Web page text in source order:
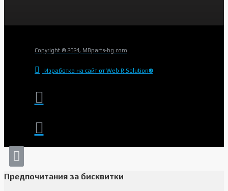
Copyright © 2024, MBparts-bg.com
Изработка на сайт от Web R Solution®
Предпочитания за бисквитки